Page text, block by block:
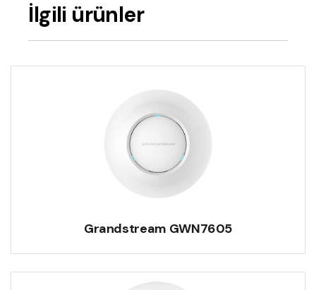
İlgili ürünler
Grandstream GWN7605